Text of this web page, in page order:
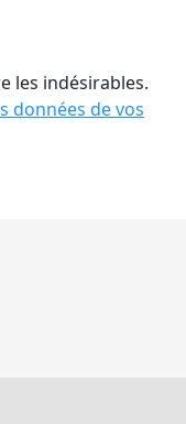
les indésirables.
données de vos